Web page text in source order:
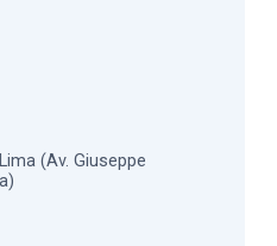
(Av. Giuseppe